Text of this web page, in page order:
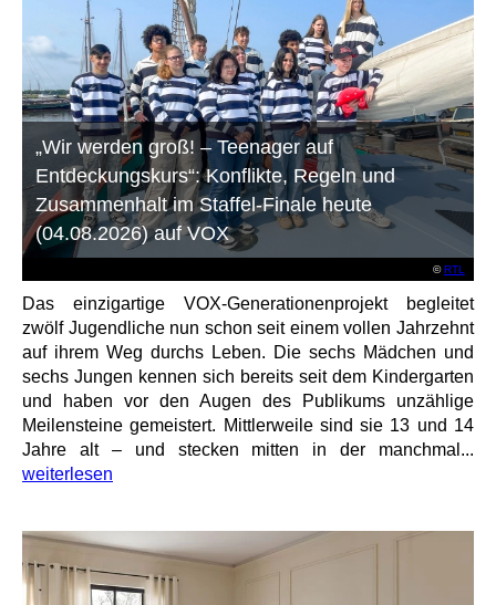
©RTL
„Wir werden groß! – Teenager auf
Entdeckungskurs“: Konflikte, Regeln und
Zusammenhalt im Staffel-Finale heute
(04.08.2026) auf VOX
Das einzigartige VOX-Generationenprojekt begleitet
zwölf Jugendliche nun schon seit einem vollen Jahrzehnt
auf ihrem Weg durchs Leben. Die sechs Mädchen und
sechs Jungen kennen sich bereits seit dem Kindergarten
und haben vor den Augen des Publikums unzählige
Meilensteine gemeistert. Mittlerweile sind sie 13 und 14
Jahre alt – und stecken mitten in der manchmal...
weiterlesen